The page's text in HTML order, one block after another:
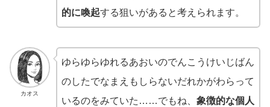
的に喚起する狙いがあると考えられます。
カオス
ゆらゆらゆれるあおいのでんこうけいじばん
のしたでなまえもしらないだれかがわらって
いるのをみていた……でもね、 象徴的な個人